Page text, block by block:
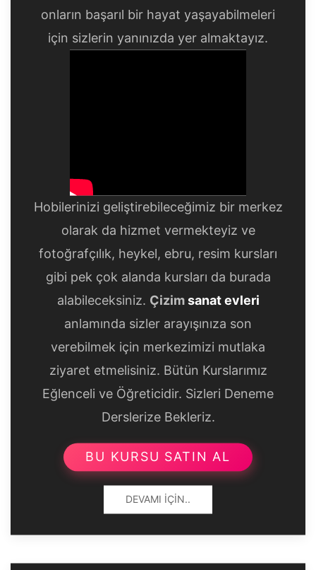
onların başarıl bir hayat yaşayabilmeleri
için sizlerin yanınızda yer almaktayız.
Hobilerinizi geliştirebileceğimiz bir merkez
olarak da hizmet vermekteyiz ve
fotoğrafçılık, heykel, ebru, resim kursları
gibi pek çok alanda kursları da burada
alabileceksiniz. Çizimsanat evleri
anlamında sizler arayışınıza son
verebilmek için merkezimizi mutlaka
ziyaret etmelisiniz. Bütün Kurslarımız
Eğlenceli ve Öğreticidir. Sizleri Deneme
Derslerize Bekleriz.
BU KURSU SATIN AL
DEVAMI İÇIN..